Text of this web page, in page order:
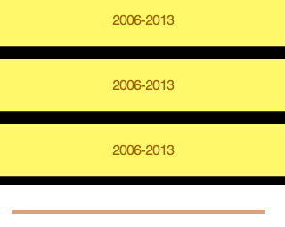
2006-2013
2006-2013
2006-2013